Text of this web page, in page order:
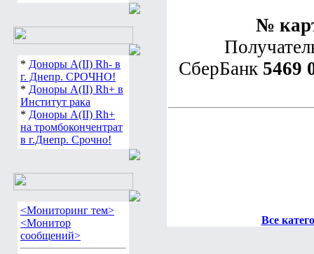
* Доноры А(ІІ) Rh- в
г. Днепр. СРОЧНО!
* Доноры А(ІІ) Rh+ в
Институт рака
* Доноры А(ІІ) Rh+
на тромбокончентрат
в г.Днепр. Срочно!
<Мониторинг тем>
<Монитор
сообщений>
№
СберБанк 5469
Все